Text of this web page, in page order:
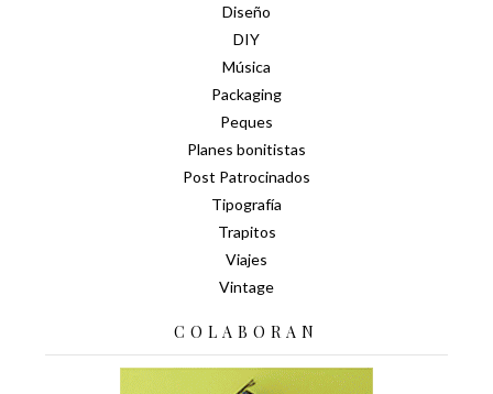
Diseño
DIY
Música
Packaging
Peques
Planes bonitistas
Post Patrocinados
Tipografía
Trapitos
Viajes
Vintage
COLABORAN